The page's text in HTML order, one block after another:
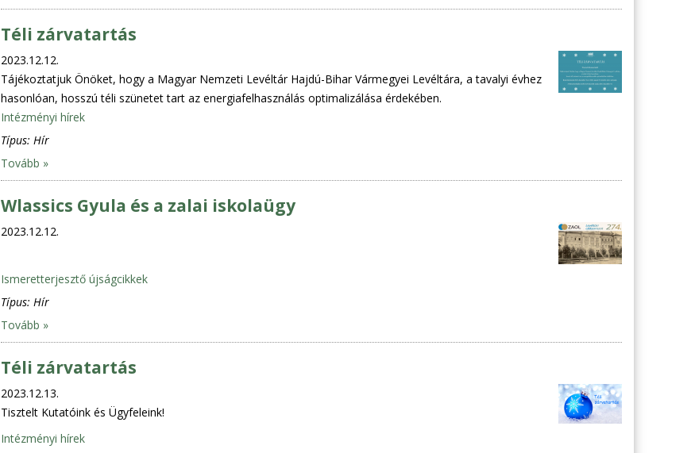
Téli zárvatartás
2023.12.12.
Tájékoztatjuk Önöket, hogy a Magyar Nemzeti Levéltár Hajdú-Bihar Vármegyei Levéltára, a tavalyi évhez
hasonlóan, hosszú téli szünetet tart az energiafelhasználás optimalizálása érdekében.
Intézményi hírek
Típus: Hír
Tovább »
Wlassics Gyula és a zalai iskolaügy
2023.12.12.
Ismeretterjesztő újságcikkek
Típus: Hír
Tovább »
Téli zárvatartás
2023.12.13.
Tisztelt Kutatóink és Ügyfeleink!
Intézményi hírek